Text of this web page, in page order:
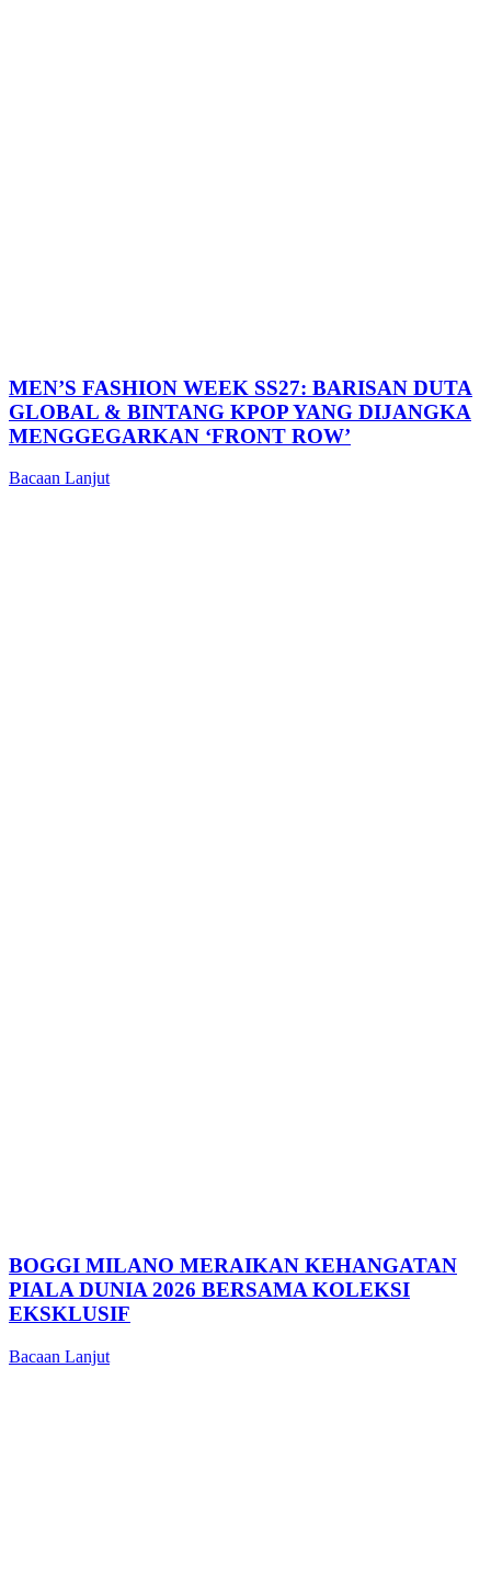
MEN’S FASHION WEEK SS27: BARISAN DUTA
GLOBAL & BINTANG KPOP YANG DIJANGKA
MENGGEGARKAN ‘FRONT ROW’
Bacaan Lanjut
BOGGI MILANO MERAIKAN KEHANGATAN
PIALA DUNIA 2026 BERSAMA KOLEKSI
EKSKLUSIF
Bacaan Lanjut